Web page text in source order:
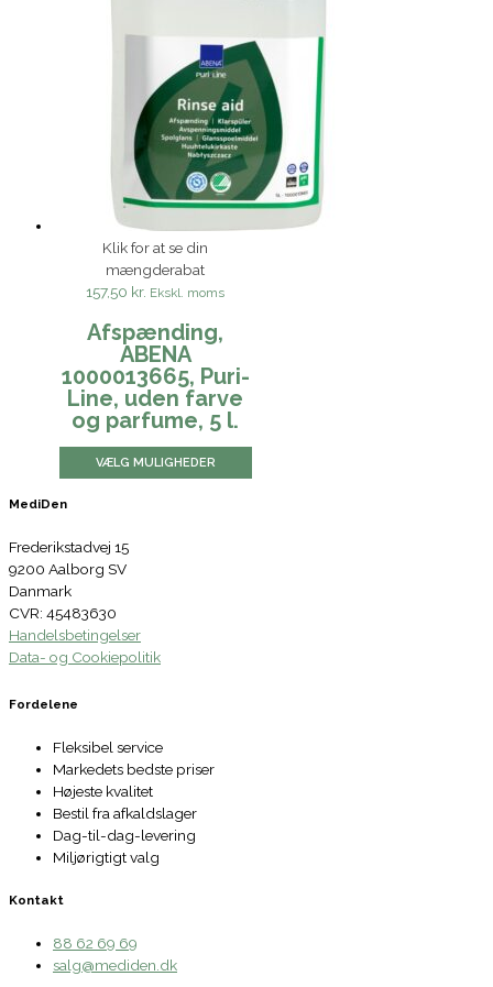
Klik for at se din
mængderabat
157,50 kr. Ekskl. moms
Afspænding,
ABENA
1000013665, Puri-
Line, uden farve
og parfume, 5 l.
VÆLG MULIGHEDER
MediDen
Frederikstadvej 15
9200 Aalborg SV
Danmark
CVR: 45483630
Handelsbetingelser
Data- og Cookiepolitik
Fordelene
Fleksibel service
Markedets bedste priser
Højeste kvalitet
Bestil fra afkaldslager
Dag-til-dag-levering
Miljørigtigt valg
Kontakt
88 62 69 69
salg@mediden.dk